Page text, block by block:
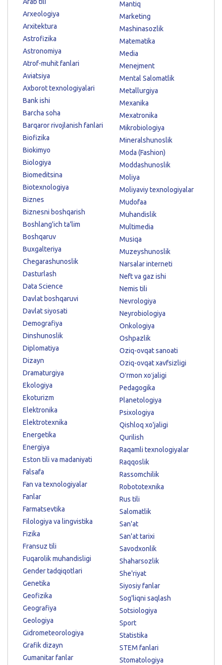
Arxeologiya
Arxitektura
Astrofizika
Astronomiya
Atrof-muhit fanlari
Aviatsiya
Axborot texnologiyalari
Bank ishi
Barcha soha
Barqaror rivojlanish fanlari
Biofizika
Biokimyo
Biologiya
Biomeditsina
Biotexnologiya
Biznes
Biznesni boshqarish
Boshlang'ich ta'lim
Boshqaruv
Buxgalteriya
Chegarashunoslik
Dasturlash
Data Science
Davlat boshqaruvi
Davlat siyosati
Demografiya
Dinshunoslik
Diplomatiya
Dizayn
Dramaturgiya
Ekologiya
Ekoturizm
Elektronika
Elektrotexnika
Energetika
Energiya
Eston tili va madaniyati
Falsafa
Fan va texnologiyalar
Fanlar
Farmatsevtika
Filologiya va lingvistika
Fizika
Fransuz tili
Fuqarolik muhandisligi
Gender tadqiqotlari
Genetika
Geofizika
Geografiya
Geologiya
Gidrometeorologiya
Grafik dizayn
Gumanitar fanlar
Mantiq
Marketing
Mashinasozlik
Matematika
Media
Menejment
Mental Salomatlik
Metallurgiya
Mexanika
Mexatronika
Mikrobiologiya
Mineralshunoslik
Moda (Fashion)
Moddashunoslik
Moliya
Moliyaviy texnologiyalar
Mudofaa
Muhandislik
Multimedia
Musiqa
Muzeyshunoslik
Narsalar interneti
Neft va gaz ishi
Nemis tili
Nevrologiya
Neyrobiologiya
Onkologiya
Oshpazlik
Oziq-ovqat sanoati
Oziq-ovqat xavfsizligi
Oʻrmon xoʻjaligi
Pedagogika
Planetologiya
Psixologiya
Qishloq xo'jaligi
Qurilish
Raqamli texnologiyalar
Raqqoslik
Rassomchilik
Robototexnika
Rus tili
Salomatlik
San'at
San'at tarixi
Savodxonlik
Shaharsozlik
She'riyat
Siyosiy fanlar
Sog'liqni saqlash
Sotsiologiya
Sport
Statistika
STEM fanlari
Stomatologiya